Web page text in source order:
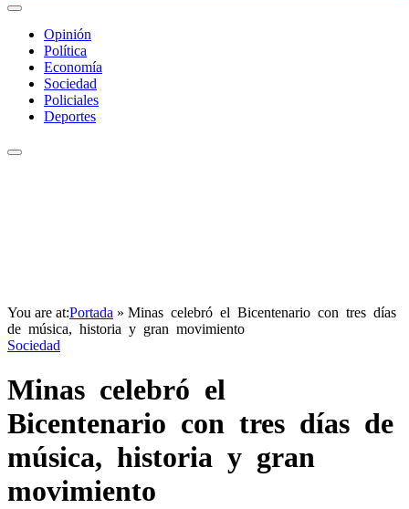
Opinión
Política
Economía
Sociedad
Policiales
Deportes
You are at:Portada » Minas celebró el Bicentenario con tres días
de música, historia y gran movimiento
Sociedad
Minas celebró el
Bicentenario con tres días de
música, historia y gran
movimiento